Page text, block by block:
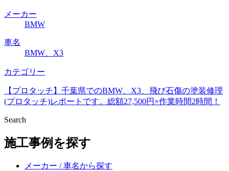
メーカー
BMW
車名
BMW、X3
カテゴリー
【プロタッチ】千葉県でのBMW、X3、飛び石傷の塗装修理
(プロタッチ)レポートです。総額27,500円×作業時間2時間！
Search
施工事例を探す
メーカー / 車名から探す